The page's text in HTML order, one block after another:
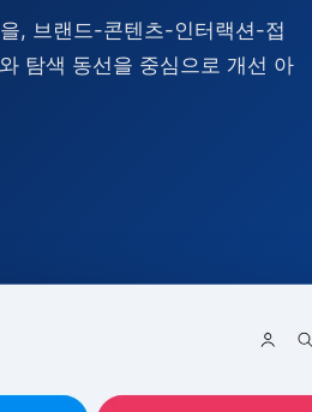
, 브랜드-콘텐츠-인터랙션-접
탐색 동선을 중심으로 개선 아